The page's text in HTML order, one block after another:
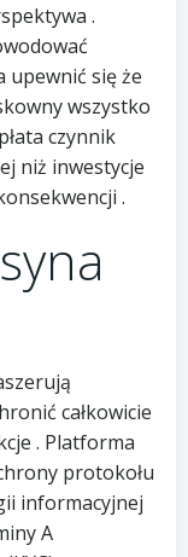
.
upewnić się że
wszystko
czynnik
niż inwestycje
.
całkowicie
. Platforma
protokołu
informacyjnej
A